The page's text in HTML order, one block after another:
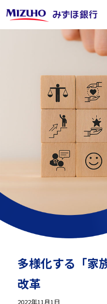
多様化する「家
改革
2022年11月1日